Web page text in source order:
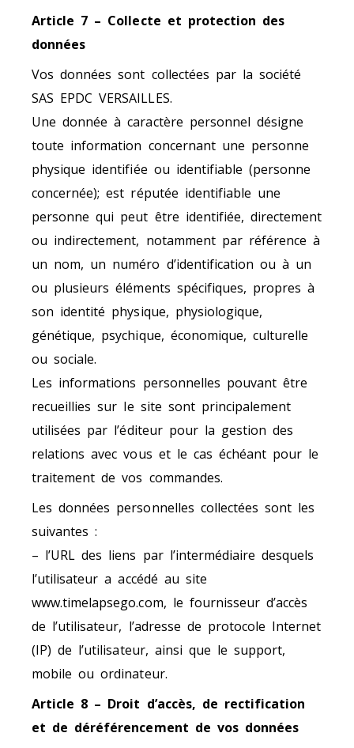
Article 7 – Collecte et protection des
données
Vos données sont collectées par la société
SAS EPDC VERSAILLES.
Une donnée à caractère personnel désigne
toute information concernant une personne
physique identifiée ou identifiable (personne
concernée); est réputée identifiable une
personne qui peut être identifiée, directement
ou indirectement, notamment par référence à
un nom, un numéro d’identification ou à un
ou plusieurs éléments spécifiques, propres à
son identité physique, physiologique,
génétique, psychique, économique, culturelle
ou sociale.
Les informations personnelles pouvant être
recueillies sur le site sont principalement
utilisées par l’éditeur pour la gestion des
relations avec vous et le cas échéant pour le
traitement de vos commandes.
Les données personnelles collectées sont les
suivantes :
– l’URL des liens par l’intermédiaire desquels
l’utilisateur a accédé au site
www.timelapsego.com, le fournisseur d’accès
de l’utilisateur, l’adresse de protocole Internet
(IP) de l’utilisateur, ainsi que le support,
mobile ou ordinateur.
Article 8 – Droit d’accès, de rectification
et de déréférencement de vos données